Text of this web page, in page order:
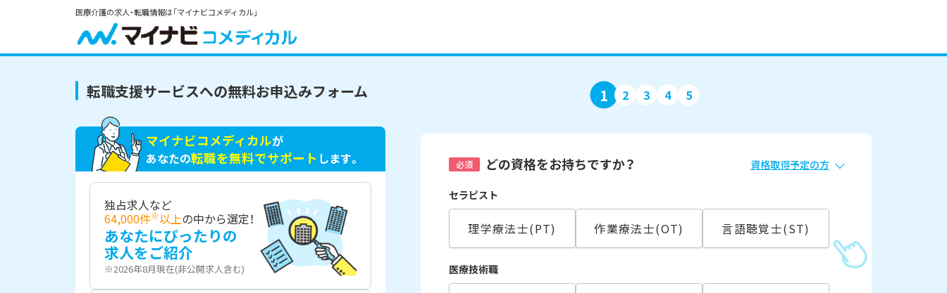
医療介護の求人・転職情報は「マイナビコメディカル」
転職支援サービスへの無料お申込みフォーム 1 2 3 4 5
必須 どの資格をお持ちですか？ 資格取得予定の方
セラピスト
理学療法士(PT) 作業療法士(OT) 言語聴覚士(ST)
医療技術職
マイナビコメディカルが
あなたの転職を無料でサポート します。
独占求人など
64,000件※以上の中から選定！
あなたにぴったりの
求人をご紹介
※2026年8月現在(非公開求人含む)